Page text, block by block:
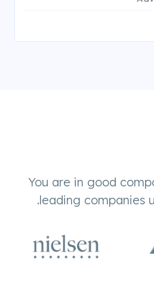
You are in good
leading companies